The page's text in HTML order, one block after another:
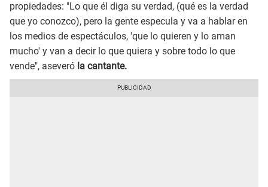
propiedades: "Lo que él diga su verdad, (qué es la verdad
que yo conozco), pero la gente especula y va a hablar en
los medios de espectáculos, 'que lo quieren y lo aman
mucho' y van a decir lo que quiera y sobre todo lo que
vende", aseveró la cantante.